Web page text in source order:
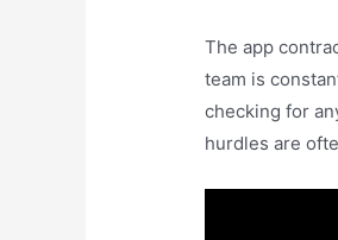
The app
team is
checking for
hurdles are